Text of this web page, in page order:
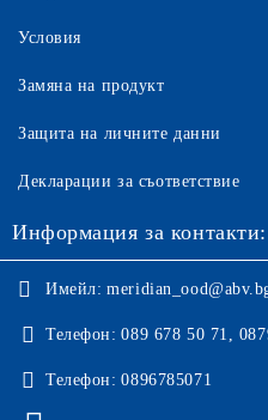
Условия
Замяна на продукт
Защита на личните данни
Декларации за съответствие
Информация за контакти:
Имейл:
Телефон: 089 678 50 71,
Телефон: 0896785071